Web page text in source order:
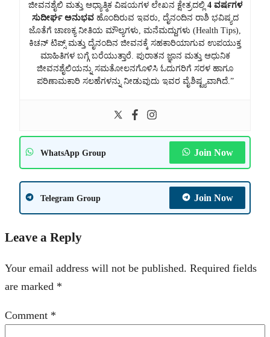
ಜೀವನಶೈಲಿ ಮತ್ತು ಆಧ್ಯಾತ್ಮಿಕ ವಿಷಯಗಳ ಲೇಖನ ಕ್ಷೇತ್ರದಲ್ಲಿ 4 ವರ್ಷಗಳ
ಸುದೀರ್ಘ ಅನುಭವಹೊಂದಿರುವ ಇವರು, ದೈನಂದಿನ ರಾಶಿ ಭವಿಷ್ಯದ
ಜೊತೆಗೆ ಚಾಣಕ್ಯ ನೀತಿಯ ಮೌಲ್ಯಗಳು, ಮನೆಮದ್ದುಗಳು (Health Tips),
ಕಿಚನ್ ಟಿಪ್ಸ್ ಮತ್ತು ದೈನಂದಿನ ಜೀವನಕ್ಕೆ ಸಹಕಾರಿಯಾಗುವ ಉಪಯುಕ್ತ
ಮಾಹಿತಿಗಳ ಬಗ್ಗೆ ಬರೆಯುತ್ತಾರೆ. ಪುರಾತನ ಜ್ಞಾನ ಮತ್ತು ಆಧುನಿಕ
ಜೀವನಶೈಲಿಯನ್ನು ಸಮತೋಲನಗೊಳಿಸಿ ಓದುಗರಿಗೆ ಸರಳ ಹಾಗೂ
ಪರಿಣಾಮಕಾರಿ ಸಲಹೆಗಳನ್ನು ನೀಡುವುದು ಇವರ ವೈಶಿಷ್ಟ್ಯವಾಗಿದೆ.”
WhatsApp Group Join Now
Telegram Group Join Now
Leave a Reply
Your email address will not be published. Required fields
are marked *
Comment *